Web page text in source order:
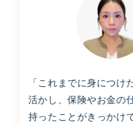
「これまでに身につけ
活かし、保険やお金の
持ったことがきっかけ